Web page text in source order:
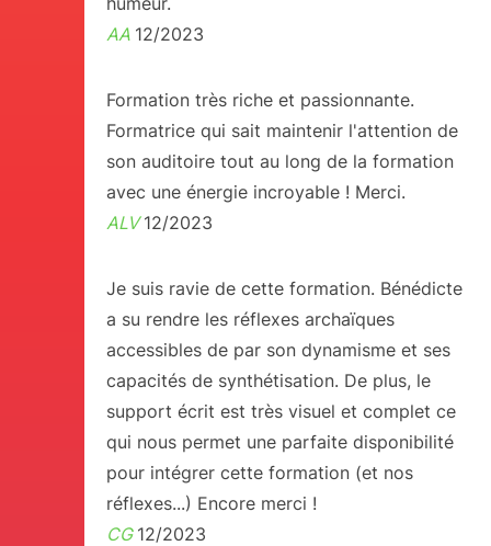
AA 12/2023
Formation très riche et passionnante.
Formatrice qui sait maintenir l'attention de
son auditoire tout au long de la formation
avec une énergie incroyable ! Merci.
ALV12/2023
Je suis ravie de cette formation. Bénédicte
a su rendre les réflexes archaïques
accessibles de par son dynamisme et ses
capacités de synthétisation. De plus, le
support écrit est très visuel et complet ce
qui nous permet une parfaite disponibilité
pour intégrer cette formation (et nos
réflexes...) Encore merci !
CG 12/2023